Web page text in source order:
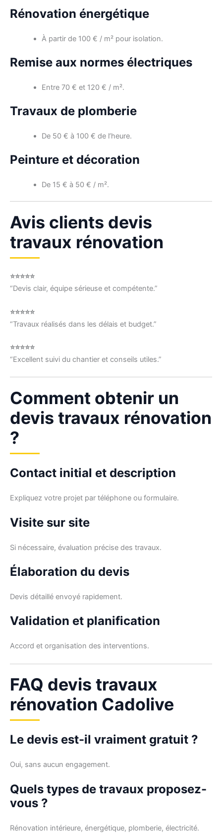
Rénovation énergétique
À partir de 100 € / m² pour isolation.
Remise aux normes électriques
Entre 70 € et 120 € / m².
Travaux de plomberie
De 50 € à 100 € de l’heure.
Peinture et décoration
De 15 € à 50 € / m².
Avis clients devis
travaux rénovation
⭐⭐⭐⭐⭐
“Devis clair, équipe sérieuse et compétente.”
⭐⭐⭐⭐⭐
“Travaux réalisés dans les délais et budget.”
⭐⭐⭐⭐⭐
“Excellent suivi du chantier et conseils utiles.”
Comment obtenir un
devis travaux rénovation
?
Contact initial et description
Expliquez votre projet par téléphone ou formulaire.
Visite sur site
Si nécessaire, évaluation précise des travaux.
Élaboration du devis
Devis détaillé envoyé rapidement.
Validation et planification
Accord et organisation des interventions.
FAQ devis travaux
rénovation Cadolive
Le devis est-il vraiment gratuit ?
Oui, sans aucun engagement.
Quels types de travaux proposez-
vous ?
Rénovation intérieure, énergétique, plomberie, électricité.